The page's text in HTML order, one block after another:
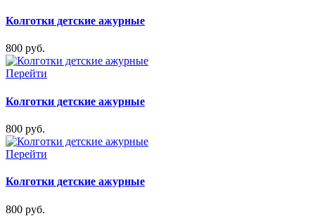
Колготки детские ажурные
800 руб.
Перейти
Колготки детские ажурные
800 руб.
Перейти
Колготки детские ажурные
800 руб.